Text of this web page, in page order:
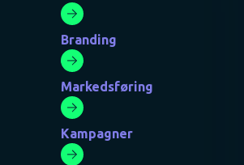
Branding
Markedsføring
Kampagner